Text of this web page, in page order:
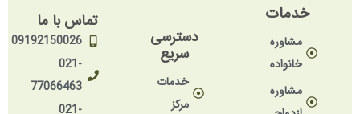
خدمات
مشاوره
خانواده
مشاوره
دسترسی
سریع
خدمات
مرکز
تماس با ما
09192150026
77066463